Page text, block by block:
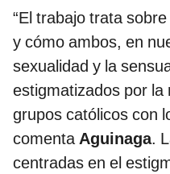
“El trabajo trata
y cómo ambos, en
sexualidad y la
estigmatizados por la
grupos católicos con
comentaAguinaga.
centradas en el